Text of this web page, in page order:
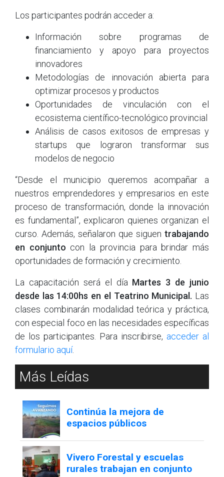
Los participantes podrán acceder a:
Información sobre programas de
financiamiento y apoyo para proyectos
innovadores
Metodologías de innovación abierta para
optimizar procesos y productos
Oportunidades de vinculación con el
ecosistema científico-tecnológico provincial
Análisis de casos exitosos de empresas y
startups que lograron transformar sus
modelos de negocio
“Desde el municipio queremos acompañar a
nuestros emprendedores y empresarios en este
proceso de transformación, donde la innovación
es fundamental”, explicaron quienes organizan el
curso. Además, señalaron que siguen trabajando
en conjunto con la provincia para brindar más
oportunidades de formación y crecimiento.
La capacitación será el día Martes 3 de junio
desde las 14:00hs en el Teatrino Municipal. Las
clases combinarán modalidad teórica y práctica,
con especial foco en las necesidades específicas
de los participantes. Para inscribirse, acceder al
formulario aquí.
Más Leídas